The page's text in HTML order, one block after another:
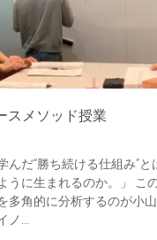
スメソッド授業
んだ“勝ち続ける仕組み”と
うに生まれるのか。」 こ
多角的に分析するのが小
...